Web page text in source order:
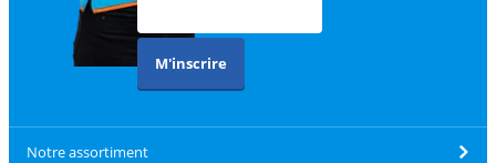
M'inscrire
Notre assortiment